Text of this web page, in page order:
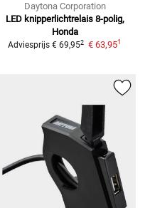
Daytona Corporation
LED knipperlichtrelais 8-polig,
Honda
Adviesprijs € 69,952 € 63,951